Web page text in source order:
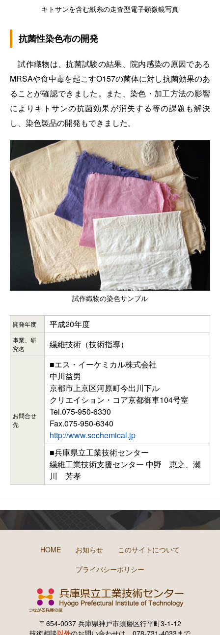
キトサンを含む紙糸の走査型電子顕微鏡写真
抗菌性染色布の開発
試作織物は、抗菌試験の結果、院内感染の原因である
MRSAや食中毒を起こすO157の菌体に対し抗菌効果のあ
ることが確認できました。また、染色・加工方法の影響
によりキトサンの抗菌効果が消失する等の課題も解決
し、染色製品の開発もできました。
試作織物の染色サンプル
開発年度 平成20年度
事業、研
究名
繊維技術（技術指導）
お問合せ
先
■エス・イーケミカル株式会社
中川益男
京都市上京区河原町今出川下ル
クリエイション・コア京都御車104号室
Tel.075-950-6330
Fax.075-950-6340
http://www.sechemical.jp
■兵庫県立工業技術センター
繊維工業技術支援センター 中野 恵之、瀬
川 芳孝
HOME お知らせ
このサイトについて
プライバシーポリシー
〒654-0037 兵庫県神戸市須磨区行平町3-1-12